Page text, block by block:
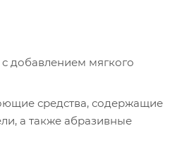
добавлением мягкого
средства, содержащие
а также абразивные